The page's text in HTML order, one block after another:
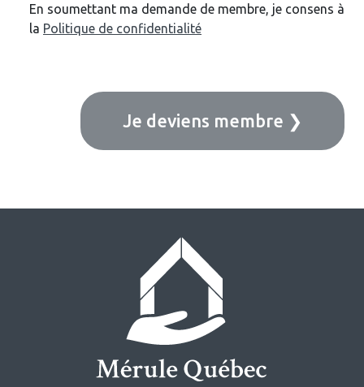
En soumettant ma demande de membre, je consens à
la Politique de confidentialité